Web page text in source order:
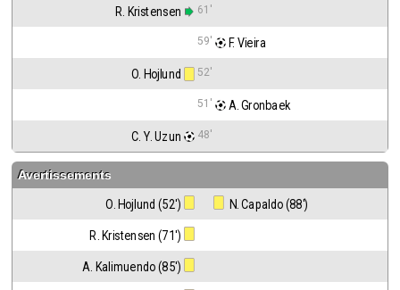
R. Kristensen 61'
59' F. Vieira
O. Hojlund 52'
51' A. Gronbaek
C. Y. Uzun 48'
Avertissements
O. Hojlund (52') N. Capaldo (88')
R. Kristensen (71')
A. Kalimuendo (85')